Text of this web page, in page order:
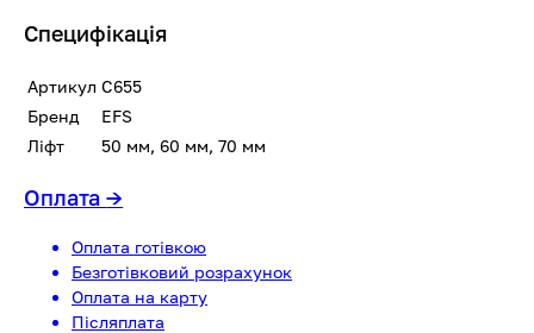
Специфікація
Артикул C655
Бренд
EFS
Ліфт
50 мм, 60 мм, 70 мм
Оплата→
Оплата готівкою
Безготівковий розрахунок
Оплата на карту
Післяплата